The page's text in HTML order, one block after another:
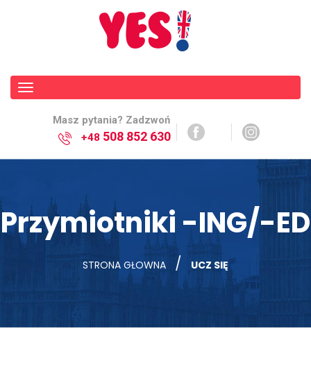
navigation
Masz pytania? Zadzwoń
+48 508 852 630
Przymiotniki -ING/-ED
STRONA GŁOWNA / UCZ SIĘ